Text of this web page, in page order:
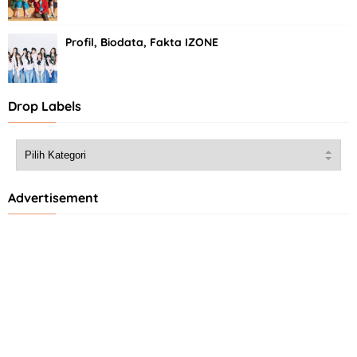
Profil, Biodata, Fakta IZONE
Drop Labels
Advertisement